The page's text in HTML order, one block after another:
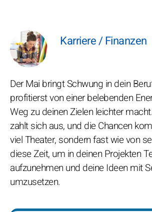
Karriere / Finanzen
Der Mai bringt Schwung in dein
profitierst von einer belebenden
Weg zu deinen Zielen leichter
zahlt sich aus, und die Chancen
viel Theater, sondern fast wie von
diese Zeit, um in deinen Projekten
aufzunehmen und deine Ideen mit
umzusetzen.